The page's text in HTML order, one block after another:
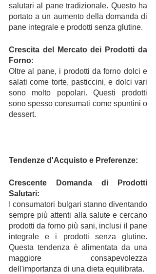
salutari al pane tradizionale. Questo ha
portato a un aumento della domanda di
pane integrale e prodotti senza glutine.
Crescita del Mercato dei Prodotti da
Forno:
Oltre al pane, i prodotti da forno dolci e
salati come torte, pasticcini, e dolci vari
sono molto popolari. Questi prodotti
sono spesso consumati come spuntini o
dessert.
Tendenze d'Acquisto e Preferenze:
Crescente Domanda di Prodotti
Salutari:
I consumatori bulgari stanno diventando
sempre più attenti alla salute e cercano
prodotti da forno più sani, inclusi il pane
integrale e i prodotti senza glutine.
Questa tendenza è alimentata da una
maggiore consapevolezza
dell'importanza di una dieta equilibrata.